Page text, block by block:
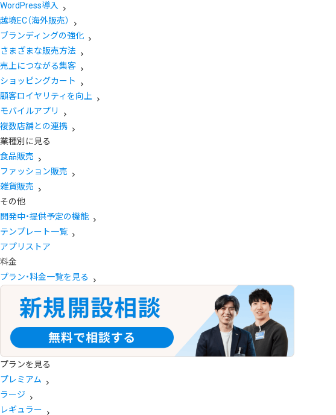
WordPress導入
越境EC（海外販売）
ブランディングの強化
さまざまな販売方法
売上につながる集客
ショッピングカート
顧客ロイヤリティを向上
モバイルアプリ
複数店舗との連携
業種別に見る
食品販売
ファッション販売
雑貨販売
その他
開発中・提供予定の機能
テンプレート一覧
アプリストア
料金
プラン・料金一覧を見る
プランを見る
プレミアム
ラージ
レギュラー